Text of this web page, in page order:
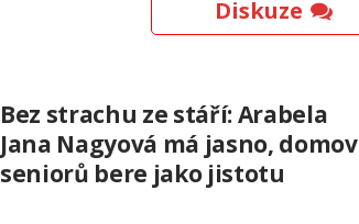
Diskuze
Bez strachu ze stáří: Arabela
Jana Nagyová má jasno, domov
seniorů bere jako jistotu